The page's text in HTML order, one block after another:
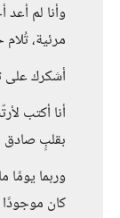
وأنا لم
مرئية،
أشكرك على
أنا أكتب
بقلبٍ
وربما يومًا
كان موجودًا